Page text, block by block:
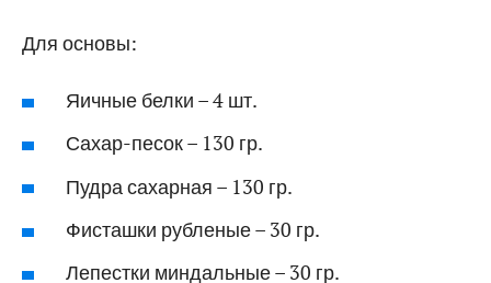
Для основы:
Яичные белки – 4 шт.
Сахар-песок – 130 гр.
Пудра сахарная – 130 гр.
Фисташки рубленые – 30 гр.
Лепестки миндальные – 30 гр.